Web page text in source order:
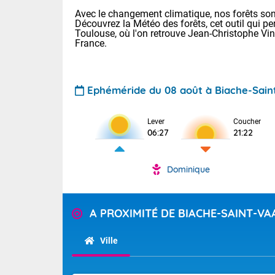
Avec le changement climatique, nos forêts
Découvrez la Météo des forêts, cet outil qui
Toulouse, où l'on retrouve Jean-Christophe
France.
Ephéméride du 08 août à Biache-
Lever
06:27
Coucher
21:22
Dominique
A PROXIMITÉ DE BIACHE-SAINT-
Ville
Voici les
31 Lyon : 35
: 32 Nancy :
31 Lille : 28
Pyrénées, la
Les orages